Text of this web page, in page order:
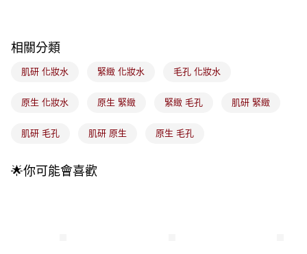
相關說明
1.本服務由台灣大哥大提供，台灣大哥大用戶可立即使用無須另外申請。
流程，驗證手機門號後，選擇欲分期的期數、繳款截止日，確認付款後即完
4.訂單成立30分鐘內，如未前往確認交易或遇審核未通過，訂單將自動取
法說明評估內容。
【繳款方式說明】
ATM付款
運送方式
全家取貨付款
付款後全家取貨
相關分類
肌研 化妝水 緊緻 化妝水 毛孔 化妝水
原生 化妝水 原生 緊緻 緊緻 毛孔 肌研 緊緻
肌研 毛孔 肌研 原生 原生 毛孔
🌟你可能會喜歡